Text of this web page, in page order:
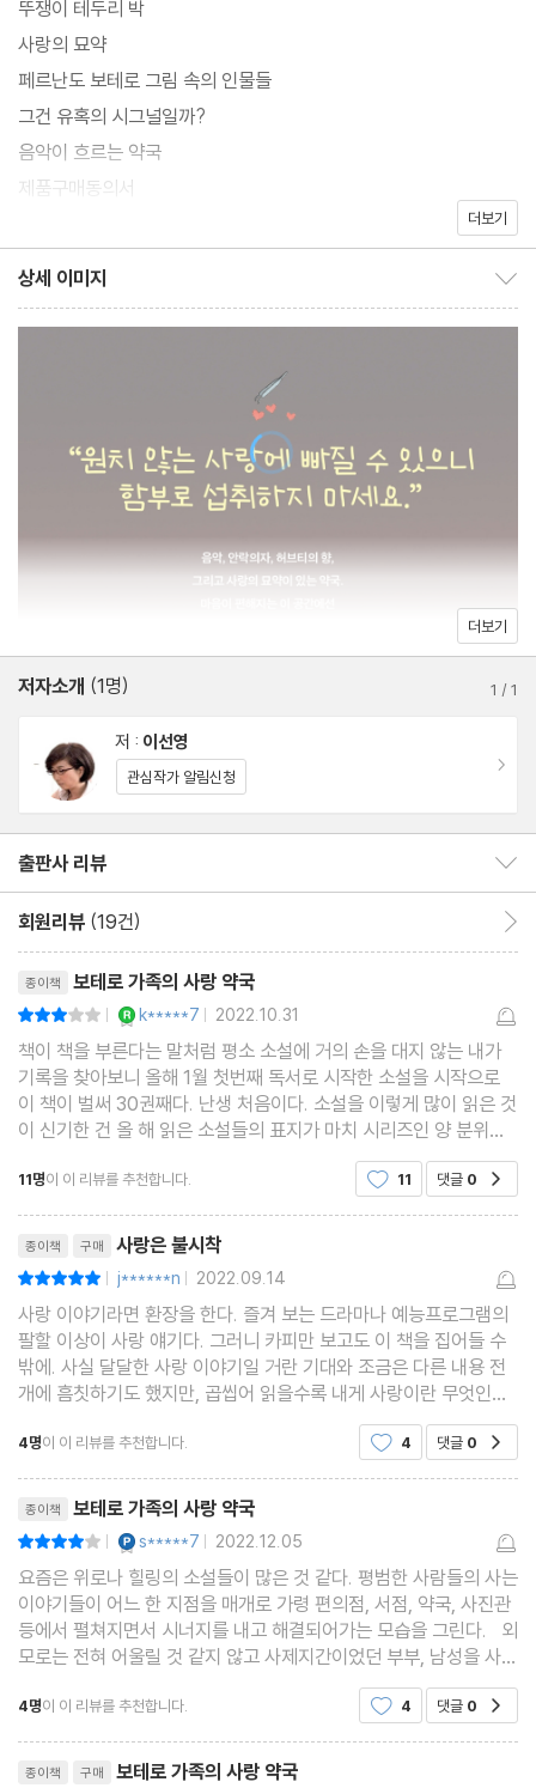
고 있는 이 공간에는 다른 약국과 다른 특이한 점이 많다. 음악이 흐
르고, 허브티의 향이 공기를 가득 채우고, 상담을 받을 수 있는 안락
의자가 놓여 있고, 무엇보다 사랑에 빠지게 한다는 사랑의 묘약이 있
다. 보기만 해도 마음이 편해지는 이 공간에 저마다의 사연을 가진
상처받은 사람들이 하나둘 모이는데…. 과연 사랑을 판다는 이 약국
은 상처받은 사람들의 마음을 치유할 수 있을까. 사랑도 연애도 결혼
도 포기하고 사는 세상이라지만, 그래도 좋아하는 사람과 함께하고
싶은 마음만은 누구도 어떻게 할 수 없다! 사랑의 묘약을 판매하는
뚜쟁이 테두리 박
사랑의 묘약
페르난도 보테로 그림 속의 인물들
그건 유혹의 시그널일까?
음악이 흐르는 약국
제품구매동의서
인간의 영혼을 완벽하게 만드는 것
뻔뻔하고 무책임한 말
릴리트의 후예
사랑은 언제나 옳다
사랑보다 어려운 게 용서
하나로 연결되는 느낌
뜨거운 엔진 소리
작가의 말
더보기
상세 이미지
더보기
저자소개 (1명) 1 /1
저 : 이선영
관심작가 알림신청
출판사 리뷰
회원리뷰 (19건)
종이책 보테로 가족의 사랑 약국
| k*****7 | 2022.10.31
책이 책을 부른다는 말처럼 평소 소설에 거의 손을 대지 않는 내가
기록을 찾아보니 올해 1월 첫번째 독서로 시작한 소설을 시작으로
이 책이 벌써 30권째다. 난생 처음이다. 소설을 이렇게 많이 읽은 것
이 신기한 건 올 해 읽은 소설들의 표지가 마치 시리즈인 양 분위기
가 거의 비슷하다. 게다가 1/3은 책 혹은 서점이 배경이었던 것 같
다. 슬슬 그러한 주제가 질릴때 즈음 표지 분위기
11명이 이 리뷰를 추천합니다. 11 댓글 0
종이책 구매 사랑은 불시착
| j******n | 2022.09.14
사랑 이야기라면 환장을 한다. 즐겨 보는 드라마나 예능프로그램의
팔할 이상이 사랑 얘기다. 그러니 카피만 보고도 이 책을 집어들 수
밖에. 사실 달달한 사랑 이야기일 거란 기대와 조금은 다른 내용 전
개에 흠칫하기도 했지만, 곱씹어 읽을수록 내게 사랑이란 무엇인지
돌아보게 됐다. 그저 달콤하기만 한 게 아니라 씁쓸한 뒷맛을 남기기
도 하고, 한없이 뜨겁다가 또 더없이 차가워지
4명이 이 리뷰를 추천합니다. 4 댓글 0
종이책 보테로 가족의 사랑 약국
| s*****7 | 2022.12.05
요즘은 위로나 힐링의 소설들이 많은 것 같다. 평범한 사람들의 사는
이야기들이 어느 한 지점을 매개로 가령 편의점, 서점, 약국, 사진관
등에서 펼쳐지면서 시너지를 내고 해결되어가는 모습을 그린다. 외
모로는 전혀 어울릴 것 같지 않고 사제지간이었던 부부, 남성을 사랑
하는 남자와 사랑에 빠져 져서 이루어진 부부, 그들의 자녀들의 아픔
이 빚어낸 아픈 결과들, 실타래처럼 얽
4명이 이 리뷰를 추천합니다. 4 댓글 0
종이책 구매 보테로 가족의 사랑 약국